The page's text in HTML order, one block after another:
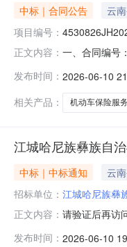
中标｜合同公告 云
项目编号：
正文内容： 一、合同编号
云南省普洱市
发布时间： 2026-06-10
相关产品：
机动车保险服务
江城哈尼族彝族自
中标｜中标通知 云
招标单位： 江城哈尼族彝
正文内容： 请验证后再访
发布时间： 2026-06-10